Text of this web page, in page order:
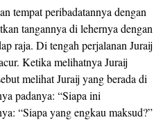
tempat peribadatannya dengan
tangannya di lehernya dengan
raja. Di tengah perjalanan Juraij
Ketika melihatnya Juraij
melihat Juraij yang berada di
padanya: “Siapa ini
“Siapa yang engkau maksud?”